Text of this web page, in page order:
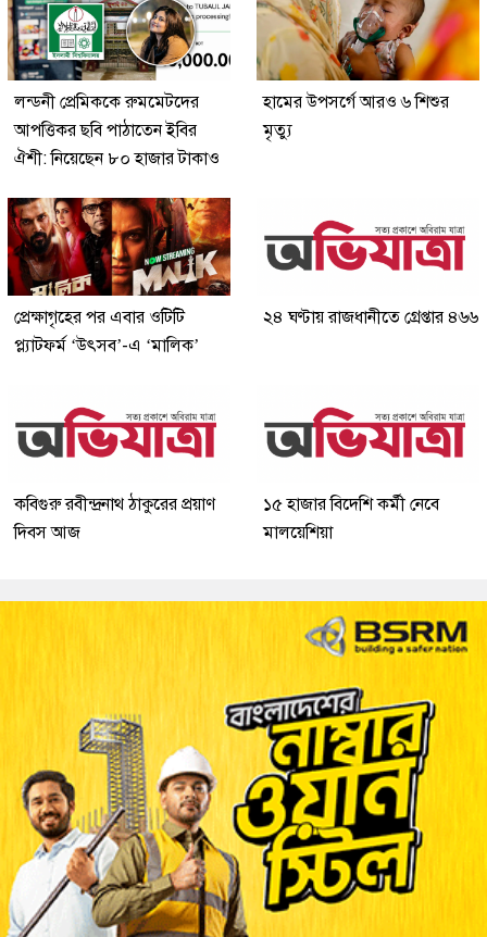
লন্ডনী প্রেমিককে রুমমেটদের
আপত্তিকর ছবি পাঠাতেন ইবির
ঐশী: নিয়েছেন ৮০ হাজার টাকাও
হামের উপসর্গে আরও ৬ শিশুর
মৃত্যু
প্রেক্ষাগৃহের পর এবার ওটিটি
প্ল্যাটফর্ম ‘উৎসব’-এ ‘মালিক’
২৪ ঘণ্টায় রাজধানীতে গ্রেপ্তার ৪৬৬
কবিগুরু রবীন্দ্রনাথ ঠাকুরের প্রয়াণ
দিবস আজ
১৫ হাজার বিদেশি কর্মী নেবে
মালয়েশিয়া